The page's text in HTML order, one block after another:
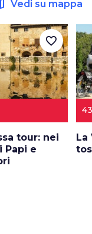
Vedi su mappa
tour: nei
Papi e
favorite_border
La